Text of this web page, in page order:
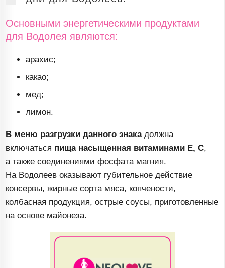
Основными энергетическими продуктами
для Водолея являются:
арахис;
какао;
мед;
лимон.
В меню разгрузки данного знакадолжна
включаться пища насыщенная витаминами Е, С,
а также соединениями фосфата магния.
На Водолеев оказывают губительное действие
консервы, жирные сорта мяса, копчености,
колбасная продукция, острые соусы, приготовленные
на основе майонеза.